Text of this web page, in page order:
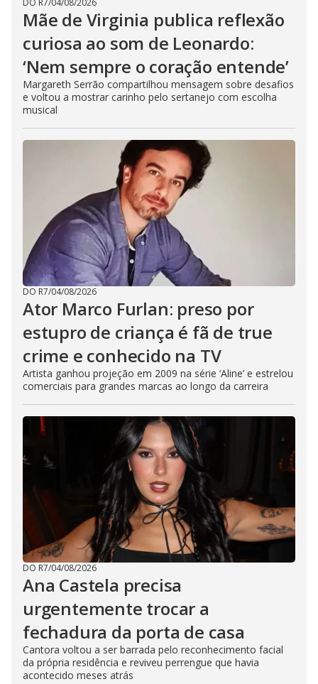
DO R7/04/08/2026
Mãe de Virginia publica reflexão
curiosa ao som de Leonardo:
‘Nem sempre o coração entende’
Margareth Serrão compartilhou mensagem sobre desafios
e voltou a mostrar carinho pelo sertanejo com escolha
musical
DO R7/04/08/2026
Ator Marco Furlan: preso por
estupro de criança é fã de true
crime e conhecido na TV
Artista ganhou projeção em 2009 na série ‘Aline’ e estrelou
comerciais para grandes marcas ao longo da carreira
DO R7/04/08/2026
Ana Castela precisa
urgentemente trocar a
fechadura da porta de casa
Cantora voltou a ser barrada pelo reconhecimento facial
da própria residência e reviveu perrengue que havia
acontecido meses atrás